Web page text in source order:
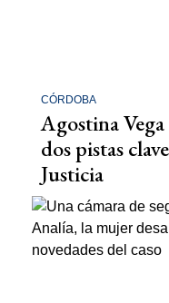
CÓRDOBA
Agostina
dos pistas
Justicia